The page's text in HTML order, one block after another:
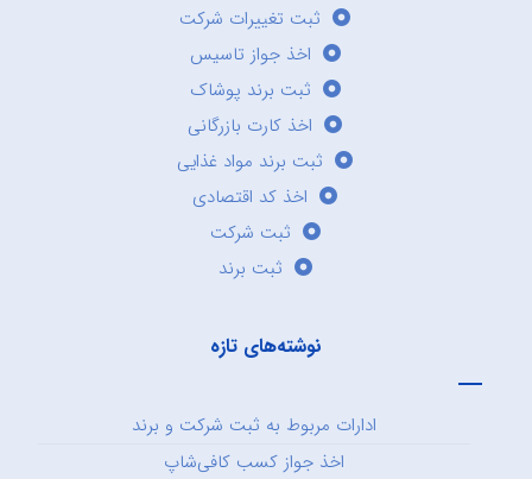
ثبت تغییرات شرکت
اخذ جواز تاسیس
ثبت برند پوشاک
اخذ کارت بازرگانی
ثبت برند مواد غذایی
اخذ کد اقتصادی
ثبت شرکت
ثبت برند
نوشته‌های تازه
ادارات مربوط به ثبت شرکت و برند
اخذ جواز کسب کافی‌شاپ